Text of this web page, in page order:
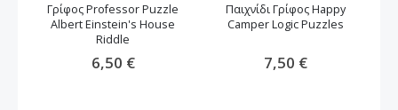
Γρίφος Professor Puzzle
Albert Einstein's House
Riddle
6,50 €
Παιχνίδι Γρίφος Happy
Camper Logic Puzzles
7,50 €